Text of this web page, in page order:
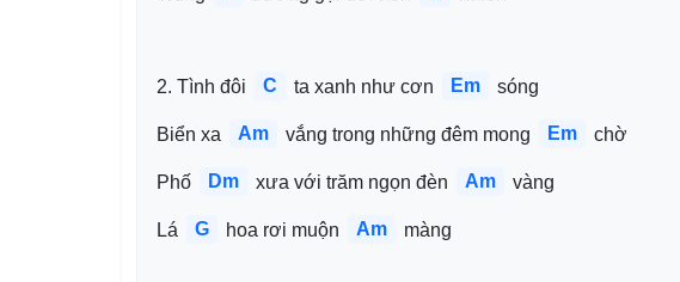
2. Tình đôi C ta xanh như cơn Em sóng
Biển xa Am vắng trong những đêm mong Em chờ
Phố Dm xưa với trăm ngọn đèn Am vàng
Lá G hoa rơi muộn Am màng